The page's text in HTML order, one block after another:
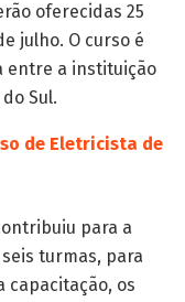
oferecidas 25
julho. O curso é
entre a instituição
Sul.
de Eletricista de
para a
turmas, para
capacitação, os